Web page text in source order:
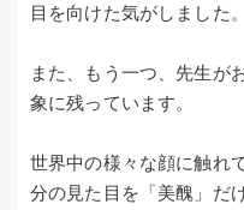
目を向けた気がしました。
また、もう一つ、先生が
象に残っています。
世界中の様々な顔に触れ
分の見た目を「美醜」だ